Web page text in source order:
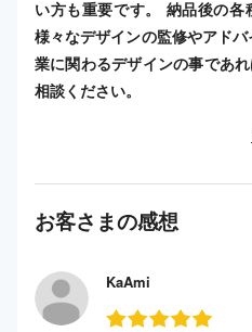
い方も重要です。 納品後の各
様々なデザインの監修やアド
業に関わるデザインの事であ
相談ください。
お客さまの感想
KaAmi